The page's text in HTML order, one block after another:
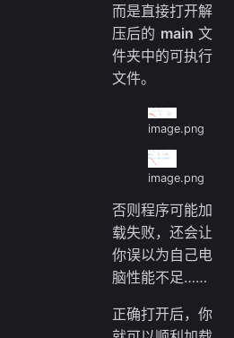
而是直接打开解
压后的 main 文
件夹中的可执行
文件。
image.png
image.png
否则程序可能加
载失败，还会让
你误以为自己电
脑性能不足……
正确打开后，你